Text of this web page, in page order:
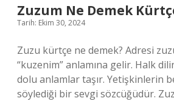
Zuzum Ne Demek
Tarih: Ekim 30, 2024
Zuzu kürtçe ne demek? Adresi
“kuzenim” anlamına gelir. Halk
dolu anlamlar taşır. Yetişkinlerin
söylediği bir sevgi sözcüğüdür.